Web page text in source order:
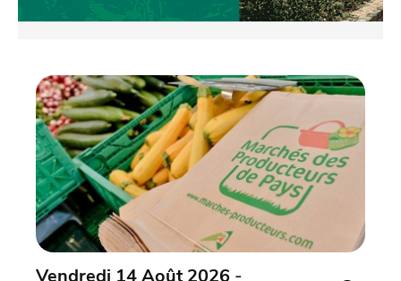
Vendredi 14 Août 2026 -